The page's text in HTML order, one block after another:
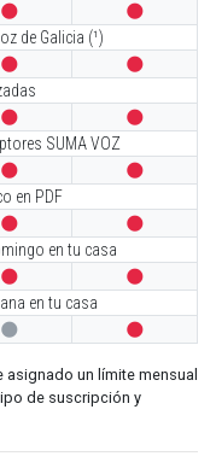
 
de Galicia (¹)
 
 
SUMA VOZ
 
en PDF
 
en tu casa
 
en tu casa
 
un límite mensual
de suscripción y